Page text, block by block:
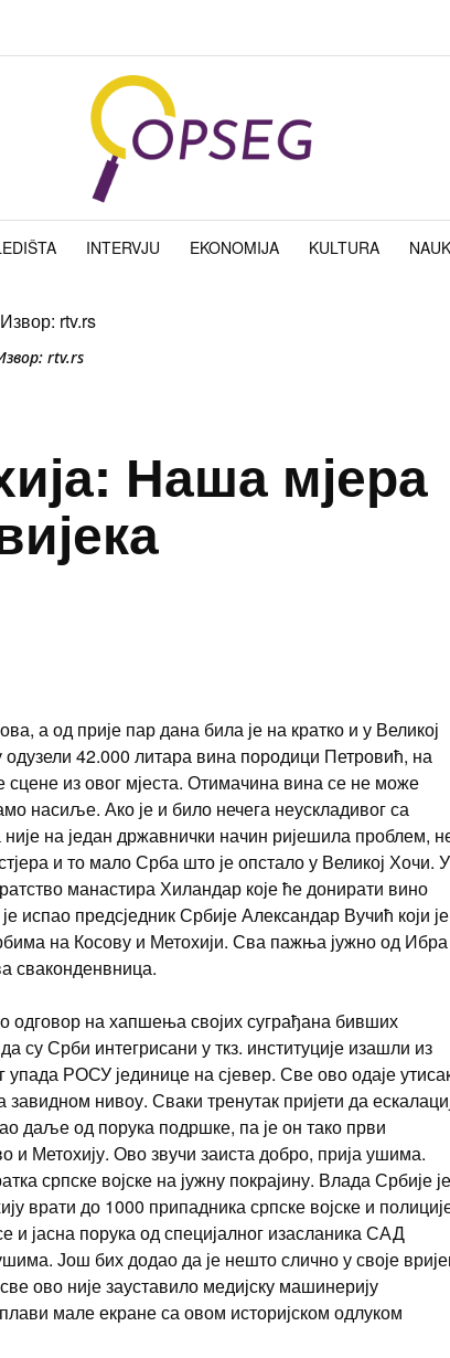
INTERVJU EKONOMIJA KULTURA
rtv.rs
Наша мјера
а од прије пар дана била је на кратко и у Великој
42.000 литара вина породици Петровић, на
из овог мјеста. Отимачина вина се не може
насиље. Ако је и било нечега неускладивог са
на један државнички начин ријешила проблем,
и то мало Срба што је опстало у Великој Хочи. У
манастира Хиландар које ће донирати вино
испао предсједник Србије Александар Вучић који је
на Косову и Метохији. Сва пажња јужно од Ибра
сваконденвница.
одговор на хапшења својих суграђана бивших
су Срби интегрисани у ткз. институције изашли из
упада РОСУ јединице на сјевер. Све ово одаје
завидном нивоу. Сваки тренутак пријети да
даље од порука подршке, па је он тако први
и Метохију. Ово звучи заиста добро, прија ушима.
српске војске на јужну покрајину. Влада Србије је
врати до 1000 припадника српске војске и
и јасна порука од специјалног изасланика САД
Још бих додао да је нешто слично у своје
ово није зауставило медијску машинерију
мале екране са овом историјском одлуком